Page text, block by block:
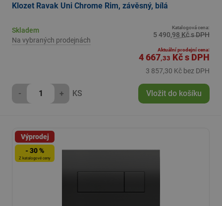
Klozet Ravak Uni Chrome Rim, závěsný, bílá
Skladem
Na vybraných prodejnách
Katalogová cena:
5 490,98 Kč s DPH
Aktuální prodejní cena:
4 667,33 Kčs DPH
3 857,30 Kč bez DPH
- + KS Vložit do košíku
Výprodej
- 30 %
Z katalogové ceny